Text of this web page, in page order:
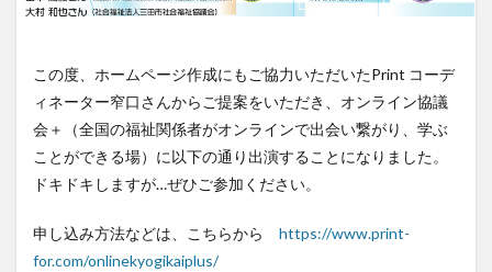
この度、ホームページ作成にもご協力いただいたPrint コーデ
ィネーター窄口さんからご提案をいただき、オンライン協議
会＋（全国の福祉関係者がオンラインで出会い繋がり、学ぶ
ことができる場）に以下の通り出演することになりました。
ドキドキしますが…ぜひご参加ください。
申し込み方法などは、こちらから https://www.print-
for.com/onlinekyogikaiplus/